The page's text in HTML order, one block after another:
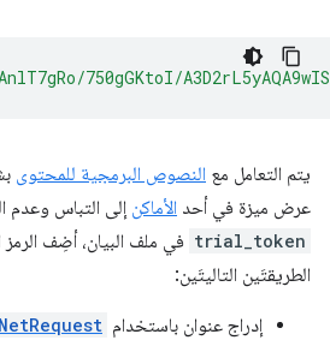
750gGKtoI/
يتم التعامل مع النصوص البرمجية للمحتوى
عرض ميزة في أحد الأماكن إلى التباس وعدم
trial_token في ملف البيان، أضِف
الطريقتَين التاليتَين:
إدراج عنوان باستخدام